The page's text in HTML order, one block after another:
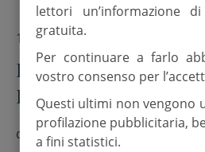
13 Febbraio 2018
Le associazioni
Longiano-
di Redazione
lettori un’informazione
gratuita.
Per continuare a farlo
vostro consenso per
Questi ultimi non vengono
profilazione pubblicitaria,
a fini statistici.